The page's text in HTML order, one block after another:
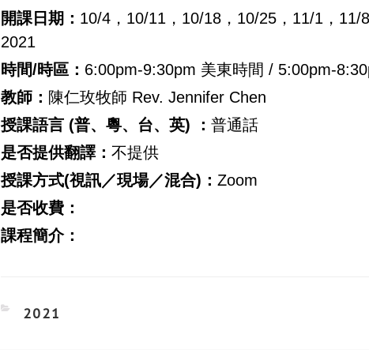
開課日期： 10/4，10/11，10/18，10/25，11/1，11/8
2021
時間/時區 ： 6:00pm-9:30pm 美東時間 / 5:00pm-
教師： 陳仁玫牧師 Rev. Jennifer Chen
授課語言 (普、粵、台、英) ：普通話
是否提供翻譯：不提供
授課方式(視訊／現場／混合)：Zoom
是否收費：
課程簡介：
CATEGORIES
2021